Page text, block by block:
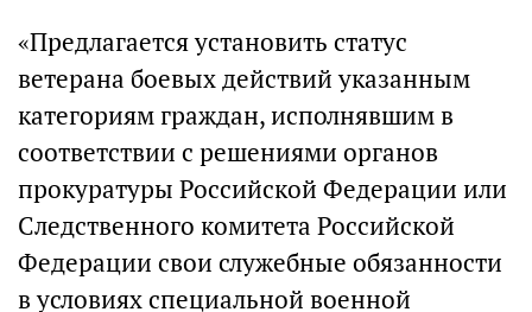
«Предлагается установить статус
ветерана боевых действий указанным
категориям граждан, исполнявшим в
соответствии с решениями органов
прокуратуры Российской Федерации или
Следственного комитета Российской
Федерации свои служебные обязанности
в условиях специальной военной